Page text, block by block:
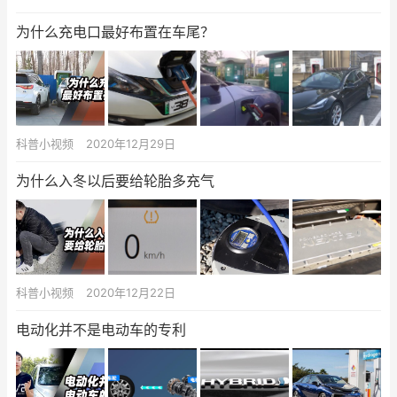
为什么充电口最好布置在车尾？
科普小视频 2020年12月29日
为什么入冬以后要给轮胎多充气
科普小视频 2020年12月22日
电动化并不是电动车的专利